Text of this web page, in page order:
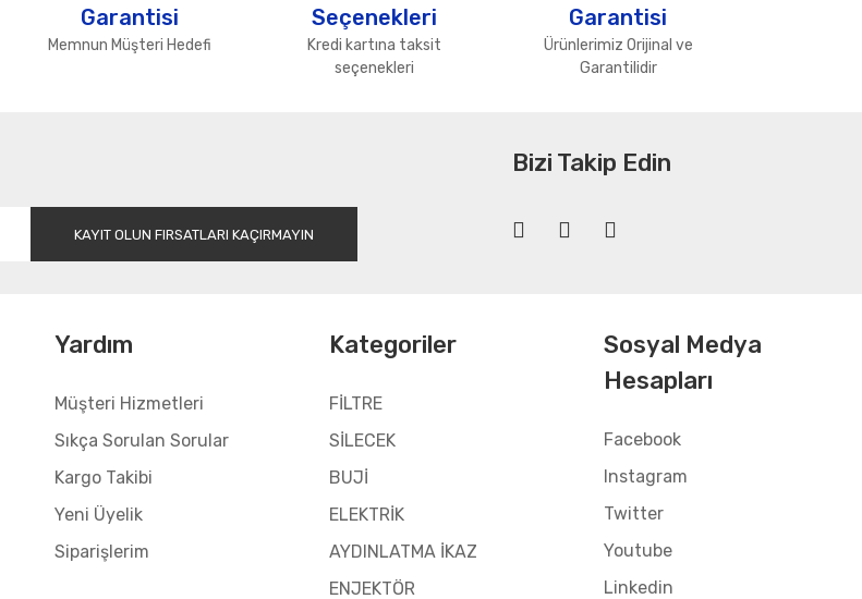
Gönder
Garantisi
Memnun Müşteri Hedefi
Seçenekleri
Kredi kartına taksit
seçenekleri
Garantisi
Ürünlerimiz Orijinal ve
Garantilidir
KAYIT OLUN FIRSATLARI KAÇIRMAYIN
Bizi Takip Edin
Yardım
Müşteri Hizmetleri
Sıkça Sorulan Sorular
Kargo Takibi
Yeni Üyelik
Siparişlerim
Kategoriler
FİLTRE
SİLECEK
BUJİ
ELEKTRİK
AYDINLATMA İKAZ
ENJEKTÖR
Sosyal Medya
Hesapları
Facebook
Instagram
Twitter
Youtube
Linkedin